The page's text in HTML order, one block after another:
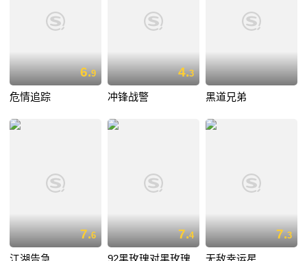
6.9
危情追踪
4.3
冲锋战警 黑道兄弟
7.6 7.4 7.3